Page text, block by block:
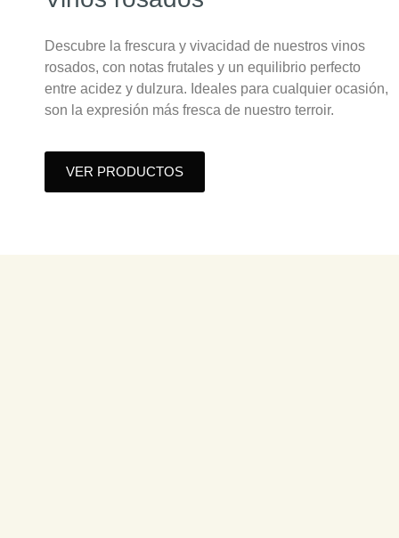
Descubre la frescura y vivacidad de nuestros vinos
rosados, con notas frutales y un equilibrio perfecto
entre acidez y dulzura. Ideales para cualquier ocasión,
son la expresión más fresca de nuestro terroir.
VER PRODUCTOS